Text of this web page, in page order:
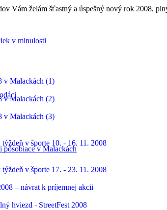
v minulosti
pôsobiace v Malackách
Vám želám šťastný a úspešný nový rok 2008,
v Malackách (1)
v Malackách (2)
v Malackách (3)
v športe 10. - 16. 11. 2008
v športe 17. - 23. 11. 2008
– návrat k príjemnej akcii
hviezd - StreetFest 2008